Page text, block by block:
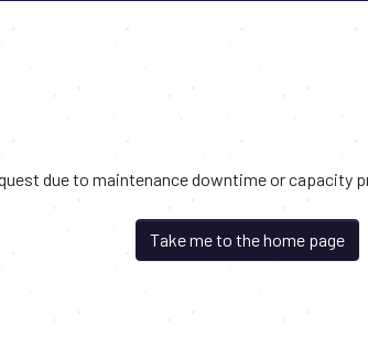
due to maintenance downtime or capacity
Take me to the home page